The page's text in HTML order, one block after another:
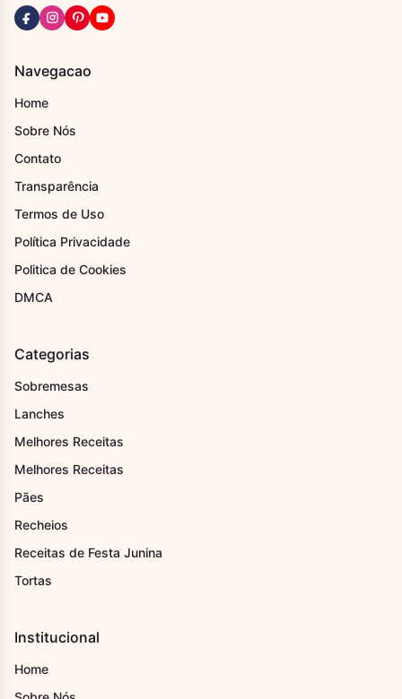
Navegacao
Home
Sobre Nós
Contato
Transparência
Termos de Uso
Política Privacidade
Politica de Cookies
DMCA
Categorias
Sobremesas
Lanches
Melhores Receitas
Melhores Receitas
Pães
Recheios
Receitas de Festa Junina
Tortas
Institucional
Home